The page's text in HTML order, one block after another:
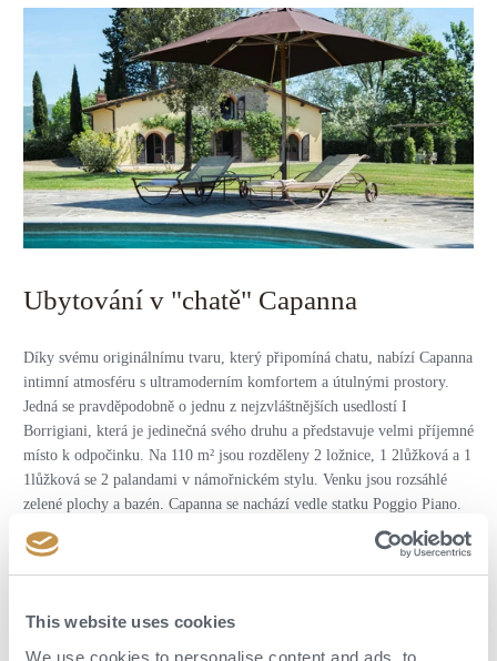
This website uses cookies
We use cookies to personalise content and ads, to
Ubytování v "chatě" Capanna
Díky svému originálnímu tvaru, který připomíná chatu, nabízí Capanna
intimní atmosféru s ultramoderním komfortem a útulnými prostory.
Jedná se pravděpodobně o jednu z nejzvláštnějších usedlostí I
Borrigiani, která je jedinečná svého druhu a představuje velmi příjemné
místo k odpočinku. Na 110 m² jsou rozděleny 2 ložnice, 1 2lůžková a 1
1lůžková se 2 palandami v námořnickém stylu. Venku jsou rozsáhlé
zelené plochy a bazén. Capanna se nachází vedle statku Poggio Piano.